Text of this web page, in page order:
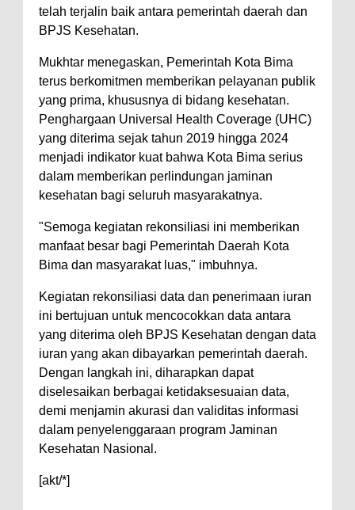
Jalan Daerah 2026 dan
NTB
Wali Kota Tekankan Disiplin ASN
dan Penguatan Kolaborasi
Wali Kota Bima Hadiri Rakornas
Kelautan dan Perikanan
Pemkot Jawab Pandangan
Umum Fraksi DPRD terhadap
Raperda Pertanggungjawaban
Pelaksanaan APBD Kota Bima
Pimpin Upacara HUT
Bhayangkara Ke-80, Kapolres
Bima: Jadikan Tugas Sebagai
Ibadah, Kepercayaan Rakyat
Landasan Utama
Kado HUT Bhayangkara Ke-80,
Kapolres Bima Pimpin Kenaikan
Pangkat 42 Personel
telah terjalin baik antara pemerintah daerah dan
BPJS Kesehatan.
Mukhtar menegaskan, Pemerintah Kota Bima
terus berkomitmen memberikan pelayanan publik
yang prima, khususnya di bidang kesehatan.
Penghargaan Universal Health Coverage (UHC)
yang diterima sejak tahun 2019 hingga 2024
menjadi indikator kuat bahwa Kota Bima serius
dalam memberikan perlindungan jaminan
kesehatan bagi seluruh masyarakatnya.
"Semoga kegiatan rekonsiliasi ini memberikan
manfaat besar bagi Pemerintah Daerah Kota
Bima dan masyarakat luas," imbuhnya.
Kegiatan rekonsiliasi data dan penerimaan iuran
ini bertujuan untuk mencocokkan data antara
yang diterima oleh BPJS Kesehatan dengan data
iuran yang akan dibayarkan pemerintah daerah.
Dengan langkah ini, diharapkan dapat
diselesaikan berbagai ketidaksesuaian data,
demi menjamin akurasi dan validitas informasi
dalam penyelenggaraan program Jaminan
Kesehatan Nasional.
[akt/*]